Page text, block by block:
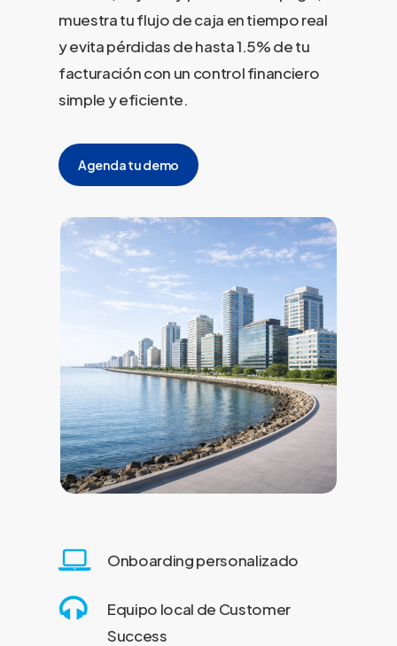
muestra tu flujo de caja en tiempo real
y evita pérdidas de hasta 1.5% de tu
facturación con un control financiero
simple y eficiente.
Agenda tu demo
Onboarding personalizado
Equipo local de Customer
Success